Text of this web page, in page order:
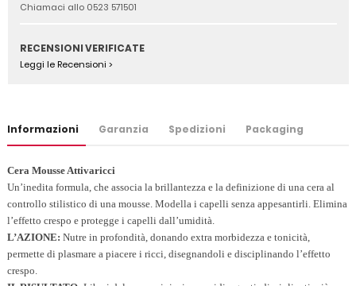
Chiamaci allo 0523 571501
RECENSIONI VERIFICATE
Leggi le Recensioni >
Informazioni Garanzia Spedizioni Packaging
Cera Mousse Attivaricci
Un’inedita formula, che associa la brillantezza e la definizione di una cera al
controllo stilistico di una mousse. Modella i capelli senza appesantirli. Elimina
l’effetto crespo e protegge i capelli dall’umidità.
L’AZIONE: Nutre in profondità, donando extra morbidezza e tonicità,
permette di plasmare a piacere i ricci, disegnandoli e disciplinando l’effetto
crespo.